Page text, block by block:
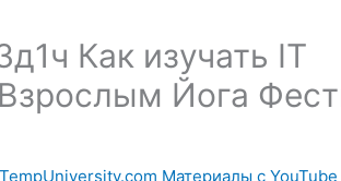
Как изучать IT
Йога
Материалы с YouTube